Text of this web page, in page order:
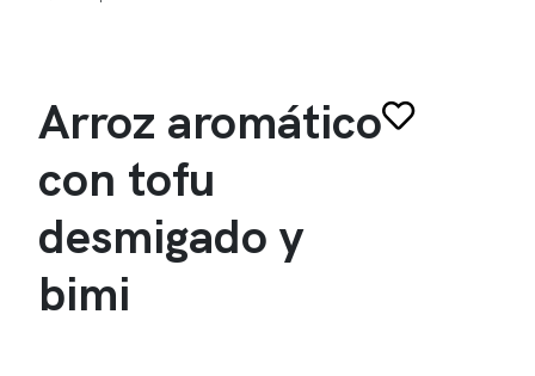
Arroz aromático
con tofu
desmigado y
bimi